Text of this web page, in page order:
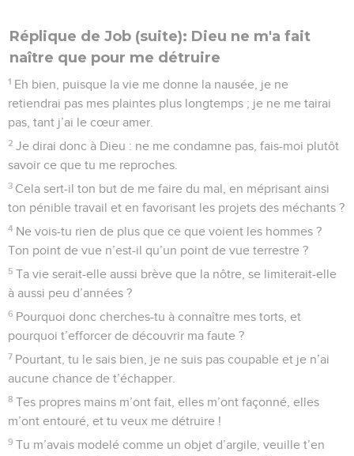
Réplique de Job (suite): Dieu ne m'a fait
naître que pour me détruire
1 Eh bien, puisque la vie me donne la nausée, je ne
retiendrai pas mes plaintes plus longtemps ; je ne me tairai
pas, tant j’ai le cœur amer.
2 Je dirai donc à Dieu : ne me condamne pas, fais-moi plutôt
savoir ce que tu me reproches.
3 Cela sert-il ton but de me faire du mal, en méprisant ainsi
ton pénible travail et en favorisant les projets des méchants ?
4 Ne vois-tu rien de plus que ce que voient les hommes ?
Ton point de vue n’est-il qu’un point de vue terrestre ?
5 Ta vie serait-elle aussi brève que la nôtre, se limiterait-elle
à aussi peu d’années ?
6 Pourquoi donc cherches-tu à connaître mes torts, et
pourquoi t’efforcer de découvrir ma faute ?
7 Pourtant, tu le sais bien, je ne suis pas coupable et je n’ai
aucune chance de t’échapper.
8 Tes propres mains m’ont fait, elles m’ont façonné, elles
m’ont entouré, et tu veux me détruire !
9 Tu m’avais modelé comme un objet d’argile, veuille t’en